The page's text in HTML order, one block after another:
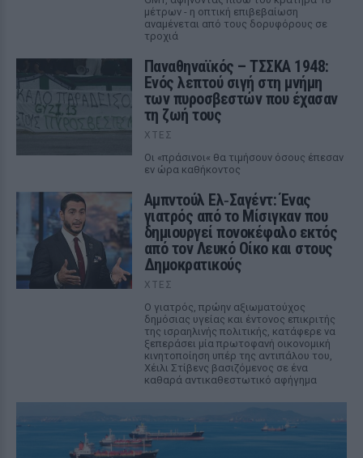
μέτρων - η οπτική επιβεβαίωση
αναμένεται από τους δορυφόρους σε
τροχιά
Παναθηναϊκός – ΤΣΣΚΑ 1948:
Ενός λεπτού σιγή στη μνήμη
των πυροσβεστών που έχασαν
τη ζωή τους
ΧΤΕΣ
Οι «πράσινοι« θα τιμήσουν όσους έπεσαν
εν ώρα καθήκοντος
Αμπντούλ Ελ‑Σαγέντ: Ένας
γιατρός από το Μίσιγκαν που
δημιουργεί πονοκέφαλο εκτός
από τον Λευκό Οίκο και στους
Δημοκρατικούς
ΧΤΕΣ
Ο γιατρός, πρώην αξιωματούχος
δημόσιας υγείας και έντονος επικριτής
της ισραηλινής πολιτικής, κατάφερε να
ξεπεράσει μία πρωτοφανή οικονομική
κινητοποίηση υπέρ της αντιπάλου του,
Χέιλι Στίβενς βασιζόμενος σε ένα
καθαρά αντικαθεστωτικό αφήγημα